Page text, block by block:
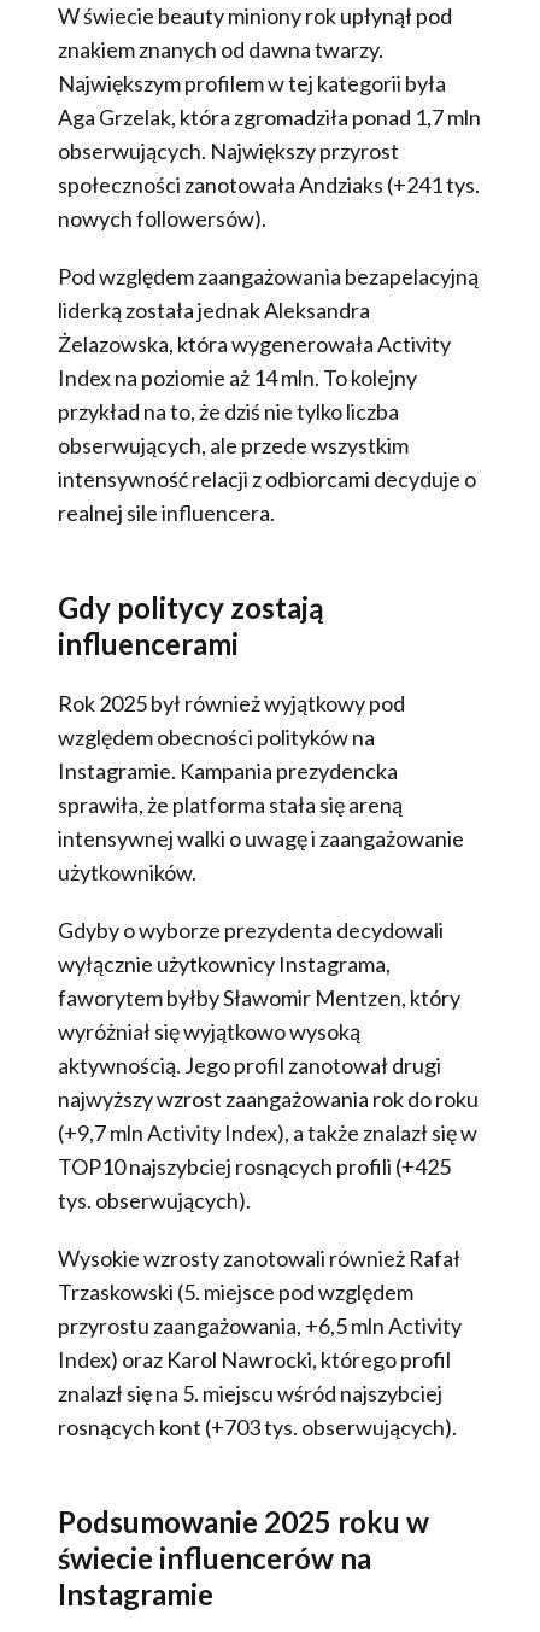
W świecie beauty miniony rok upłynął pod
znakiem znanych od dawna twarzy.
Największym profilem w tej kategorii była
Aga Grzelak, która zgromadziła ponad 1,7 mln
obserwujących. Największy przyrost
społeczności zanotowała Andziaks (+241 tys.
nowych followersów).
Pod względem zaangażowania bezapelacyjną
liderką została jednak Aleksandra
Żelazowska, która wygenerowała Activity
Index na poziomie aż 14 mln. To kolejny
przykład na to, że dziś nie tylko liczba
obserwujących, ale przede wszystkim
intensywność relacji z odbiorcami decyduje o
realnej sile influencera.
Gdy politycy zostają
influencerami
Rok 2025 był również wyjątkowy pod
względem obecności polityków na
Instagramie. Kampania prezydencka
sprawiła, że platforma stała się areną
intensywnej walki o uwagę i zaangażowanie
użytkowników.
Gdyby o wyborze prezydenta decydowali
wyłącznie użytkownicy Instagrama,
faworytem byłby Sławomir Mentzen, który
wyróżniał się wyjątkowo wysoką
aktywnością. Jego profil zanotował drugi
najwyższy wzrost zaangażowania rok do roku
(+9,7 mln Activity Index), a także znalazł się w
TOP10 najszybciej rosnących profili (+425
tys. obserwujących).
Wysokie wzrosty zanotowali również Rafał
Trzaskowski (5. miejsce pod względem
przyrostu zaangażowania, +6,5 mln Activity
Index) oraz Karol Nawrocki, którego profil
znalazł się na 5. miejscu wśród najszybciej
rosnących kont (+703 tys. obserwujących).
Podsumowanie 2025 roku w
świecie influencerów na
Instagramie